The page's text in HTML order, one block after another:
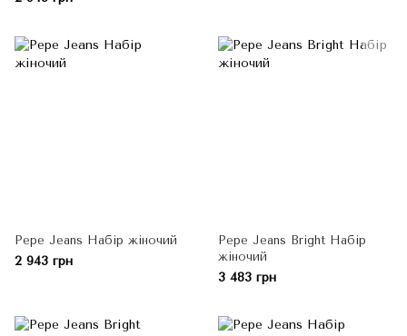
Pepe Jeans Набір жіночий
2 943 грн
Pepe Jeans Bright Набір
жіночий
3 483 грн